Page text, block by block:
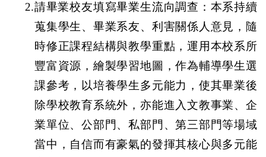
2.請畢業校友填寫畢業生流向調查：本系持續
蒐集學生、畢業系友、利害關係人意見，隨
時修正課程結構與教學重點，運用本校系所
豐富資源，繪製學習地圖，作為輔導學生選
課參考，以培養學生多元能力，使其畢業後
除學校教育系統外，亦能進入文教事業、企
業單位、公部門、私部門、第三部門等場域
當中，自信而有豪氣的發揮其核心與多元能